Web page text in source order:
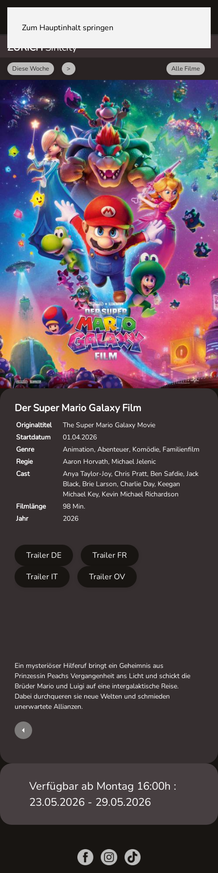
Zum Hauptinhalt springen
ZÜRICHSihlcity
Diese Woche > Alle Filme
Der Super Mario Galaxy Film
Originaltitel
The Super Mario Galaxy Movie
Startdatum
01.04.2026
Genre
Animation, Abenteuer, Komödie, Familienfilm
Regie
Aaron Horvath, Michael Jelenic
Cast
Anya Taylor-Joy, Chris Pratt, Ben Safdie, Jack
Black, Brie Larson, Charlie Day, Keegan
Michael Key, Kevin Michael Richardson
Filmlänge
98 Min.
Jahr
2026
Trailer DE
Trailer FR
Trailer IT
Trailer OV
Ein mysteriöser Hilferuf bringt ein Geheimnis aus
Prinzessin Peachs Vergangenheit ans Licht und schickt die
Brüder Mario und Luigi auf eine intergalaktische Reise.
Dabei durchqueren sie neue Welten und schmieden
unerwartete Allianzen.
Verfügbar ab Montag 16:00h :
23.05.2026 - 29.05.2026